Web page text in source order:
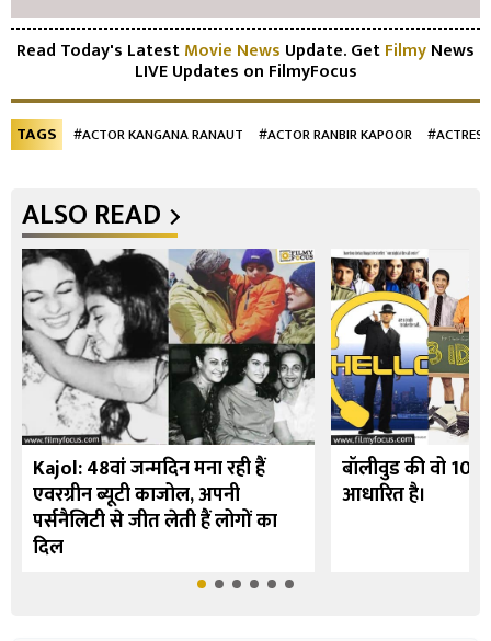
Read Today's LatestMovie News Update. GetFilmyNews
LIVE Updates on FilmyFocus
TAGS #ACTOR KANGANA RANAUT #ACTOR RANBIR KAPOOR
ALSO READ
Kajol: 48वां जन्मदिन मना रही हैं
एवरग्रीन ब्यूटी काजोल, अपनी
पर्सनैलिटी से जीत लेती हैं लोगों का
दिल
बॉलीवुड की वो 10
आधारित है।